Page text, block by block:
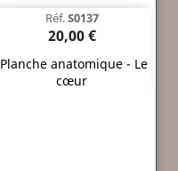
Réf.S0137
20,00 €
Planche anatomique - Le
cœur